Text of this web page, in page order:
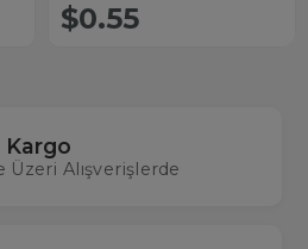
$0.55
Kargo
Üzeri Alışverişlerde